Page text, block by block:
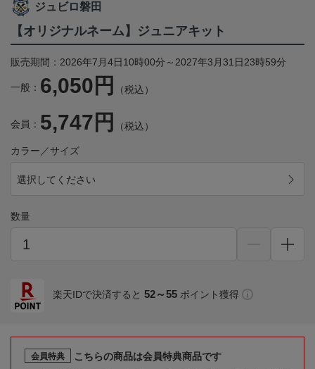
ジュビロ磐田
【オリジナルネーム】ジュニアキット
販売期間：2026年7月4日10時00分～2027年3月31日23時59分
一般： 6,050円 （税込）
会員： 5,747円 （税込）
カラー／サイズ
選択してください
数量
楽天IDで決済すると 52～55 ポイント獲得
会員特典
こちらの商品は会員特典商品です